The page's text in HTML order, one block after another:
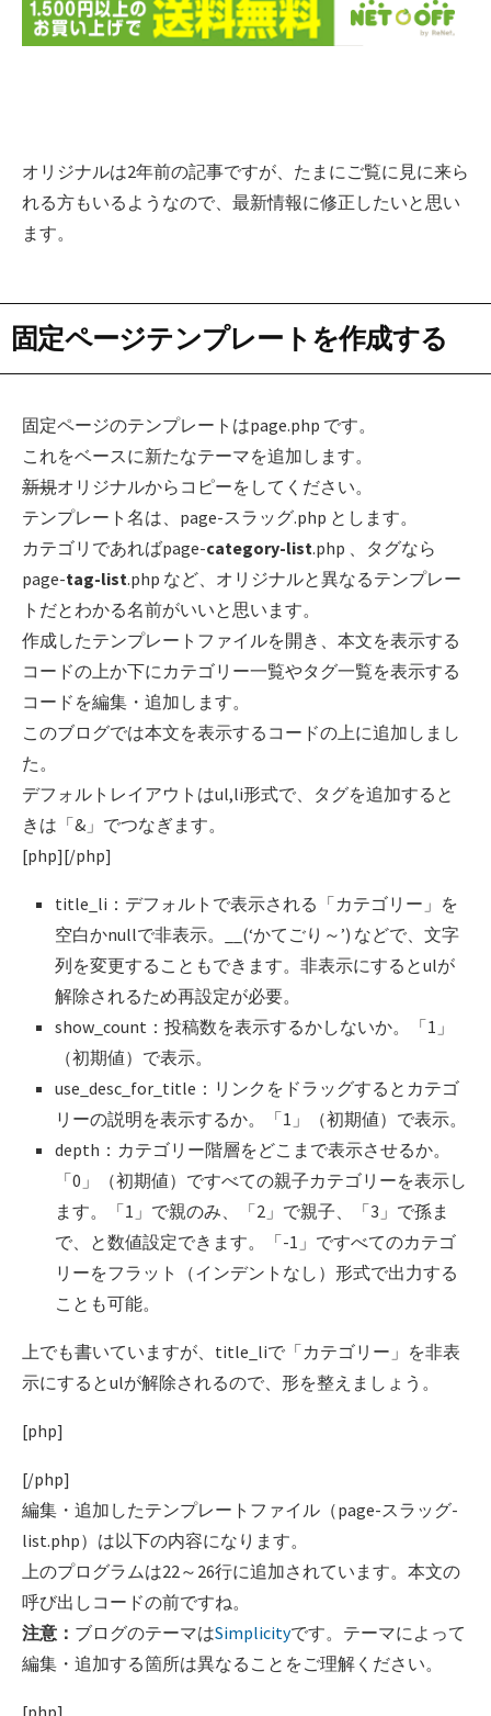
オリジナルは2年前の記事ですが、たまにご覧に見に来ら
れる方もいるようなので、最新情報に修正したいと思い
ます。
固定ページテンプレートを作成する
固定ページのテンプレートはpage.php です。
これをベースに新たなテーマを追加します。
新規オリジナルからコピーをしてください。
テンプレート名は、page-スラッグ.php とします。
カテゴリであればpage-category-list.php 、タグなら
page-tag-list.php など、オリジナルと異なるテンプレー
トだとわかる名前がいいと思います。
作成したテンプレートファイルを開き、 本文を表示する
コードの上か下にカテゴリー一覧やタグ一覧を表示する
コードを編集・追加します。
このブログでは本文を表示するコードの上に追加しまし
た。
デフォルトレイアウトはul,li形式で、タグを追加すると
きは「&」でつなぎます。
[php][/php]
title_li：デフォルトで表示される「カテゴリー」を
空白かnullで非表示。__(‘かてごり～’) などで、文字
列を変更することもできます。非表示にするとulが
解除されるため再設定が必要。
show_count：投稿数を表示するかしないか。「1」
（初期値）で表示。
use_desc_for_title：リンクをドラッグするとカテゴ
リーの説明を表示するか。「1」（初期値）で表示。
depth：カテゴリー階層をどこまで表示させるか。
「0」（初期値）ですべての親子カテゴリーを表示し
ます。「1」で親のみ、「2」で親子、「3」で孫ま
で、と数値設定できます。「-1」ですべてのカテゴ
リーをフラット（インデントなし）形式で出力する
ことも可能。
上でも書いていますが、title_liで「カテゴリー」を非表
示にするとulが解除されるので、形を整えましょう。
[php]
[/php]
編集・追加したテンプレートファイル（page-スラッグ-
list.php）は以下の内容になります。
上のプログラムは22～26行に追加されています。本文の
呼び出しコードの前ですね。
注意： ブログのテーマはSimplicityです。テーマによって
編集・追加する箇所は異なることをご理解ください。